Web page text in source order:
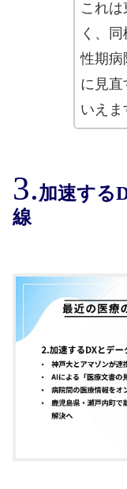
これ
く、
性期病
に見直
いえま
加速する
線